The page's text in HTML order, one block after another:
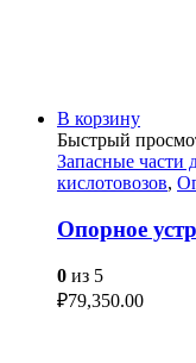
В корзину
Быстрый
Запасные части
кислотовозов,
Опорное
0 из 5
₽79,350.00